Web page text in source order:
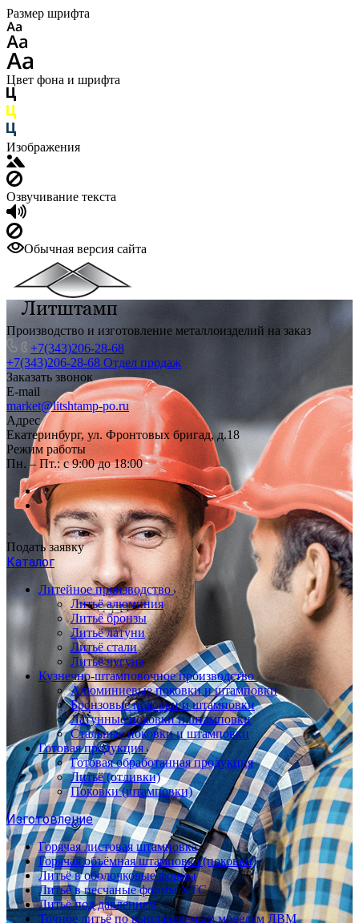
Размер шрифта
Цвет фона и шрифта
Изображения
Озвучивание текста
Обычная версия сайта
Производство и изготовление металлоизделий на заказ
+7(343)206-28-68
+7(343)206-28-68 Отдел продаж
Заказать звонок
E-mail
market@litshtamp-po.ru
Адрес
Екатеринбург, ул. Фронтовых бригад, д.18
Режим работы
Пн. – Пт.: с 9:00 до 18:00
Подать заявку
Каталог
Литейное производство
Литьё алюминия
Литьё бронзы
Литьё латуни
Литьё стали
Литьё чугуна
Кузнечно-штамповочное производство
Алюминиевые поковки и штамповки
Бронзовые поковки и штамповки
Латунные поковки и штамповки
Стальные поковки и штамповки
Готовая продукция
Готовая обработанная продукция
Литьё (отливки)
Поковки (штамповки)
Изготовление
Горячая листовая штамповка
Горячая объёмная штамповка (поковки)
Литьё в оболочковые формы
Литьё в песчаные формы ХТС
Литьё под давлением
Точное литьё по выплавляемым моделям ЛВМ